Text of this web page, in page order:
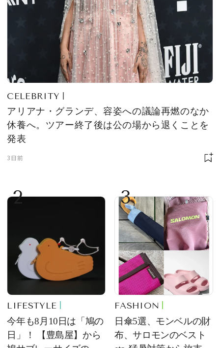
CELEBRITY
アリアナ・グランデ、容姿への議論再燃のなか
休養へ。ツアー終了後は公の場から退くことを
発表
3日前
2
LIFESTYLE
今年も8月10日は「鳩の
日」！ 【豊島屋】から
3
FASHION
日傘5選、モンベルの財
布、サロモンのベスト